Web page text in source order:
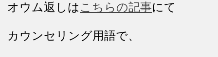
オウム返しは こちらの記事にて
カウンセリング用語で、